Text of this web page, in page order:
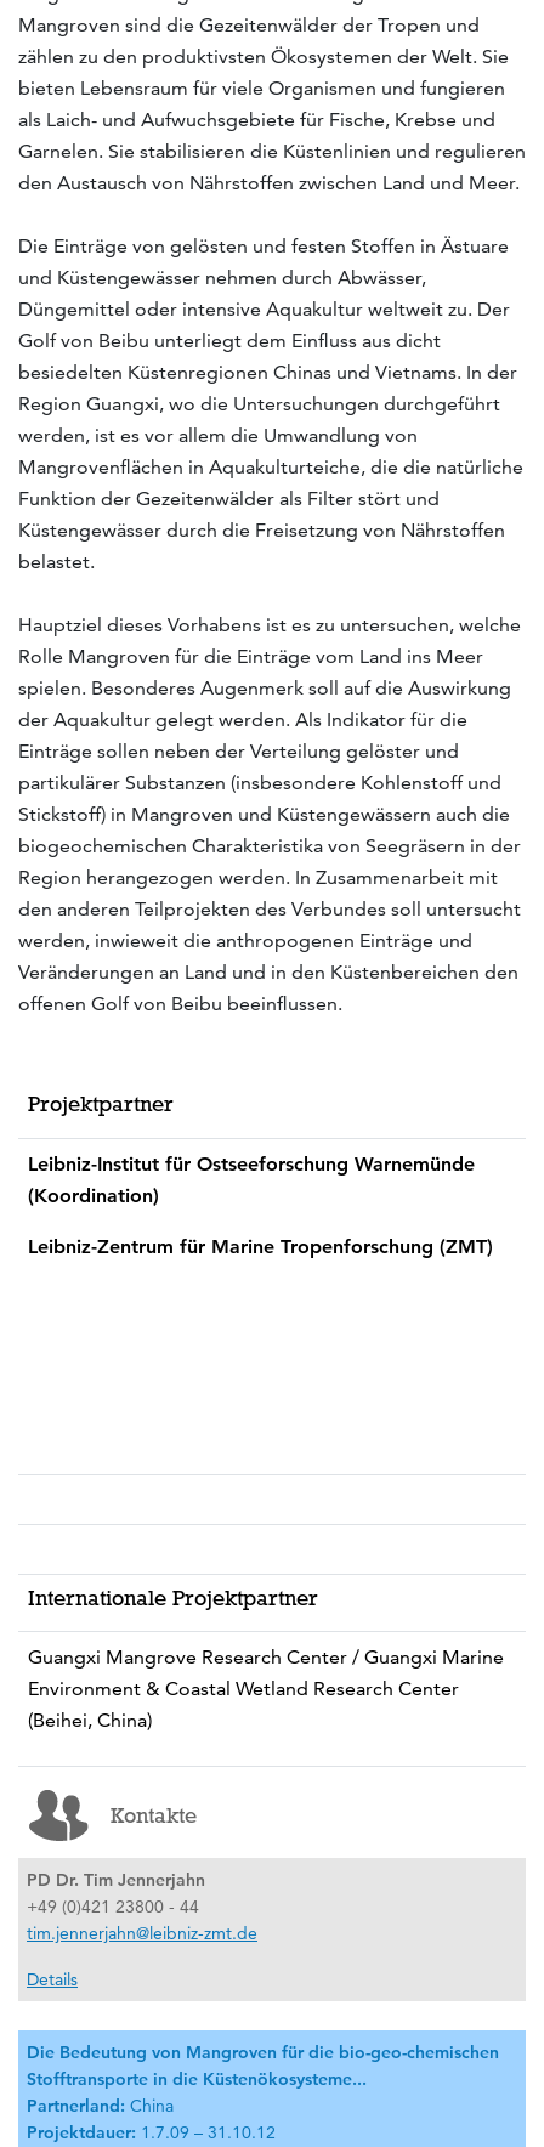
Mangroven sind die Gezeitenwälder der Tropen und
zählen zu den produktivsten Ökosystemen der Welt. Sie
bieten Lebensraum für viele Organismen und fungieren
als Laich- und Aufwuchsgebiete für Fische, Krebse und
Garnelen. Sie stabilisieren die Küstenlinien und regulieren
den Austausch von Nährstoffen zwischen Land und Meer.
Die Einträge von gelösten und festen Stoffen in Ästuare
und Küstengewässer nehmen durch Abwässer,
Düngemittel oder intensive Aquakultur weltweit zu. Der
Golf von Beibu unterliegt dem Einfluss aus dicht
besiedelten Küstenregionen Chinas und Vietnams. In der
Region Guangxi, wo die Untersuchungen durchgeführt
werden, ist es vor allem die Umwandlung von
Mangrovenflächen in Aquakulturteiche, die die natürliche
Funktion der Gezeitenwälder als Filter stört und
Küstengewässer durch die Freisetzung von Nährstoffen
belastet.
Hauptziel dieses Vorhabens ist es zu untersuchen, welche
Rolle Mangroven für die Einträge vom Land ins Meer
spielen. Besonderes Augenmerk soll auf die Auswirkung
der Aquakultur gelegt werden. Als Indikator für die
Einträge sollen neben der Verteilung gelöster und
partikulärer Substanzen (insbesondere Kohlenstoff und
Stickstoff) in Mangroven und Küstengewässern auch die
biogeochemischen Charakteristika von Seegräsern in der
Region herangezogen werden. In Zusammenarbeit mit
den anderen Teilprojekten des Verbundes soll untersucht
werden, inwieweit die anthropogenen Einträge und
Veränderungen an Land und in den Küstenbereichen den
offenen Golf von Beibu beeinflussen.
Projektpartner
Leibniz-Institut für Ostseeforschung Warnemünde
(Koordination)
Leibniz-Zentrum für Marine Tropenforschung (ZMT)
Internationale Projektpartner
Guangxi Mangrove Research Center / Guangxi Marine
Environment & Coastal Wetland Research Center
(Beihei, China)
Kontakte
PD Dr. Tim Jennerjahn
+49 (0)421 23800 - 44
tim.jennerjahn@leibniz-zmt.de
Details
Die Bedeutung von Mangroven für die bio-geo-chemischen
Stofftransporte in die Küstenökosysteme...
Partnerland: China
Projektdauer: 1.7.09 – 31.10.12